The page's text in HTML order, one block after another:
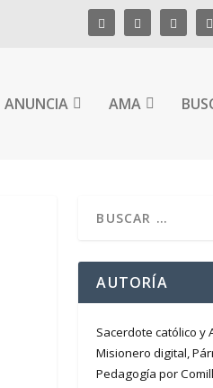
ANUNCIA AMA
AUTORÍA
Sacerdote católico y
Misionero digital,
Pedagogía por